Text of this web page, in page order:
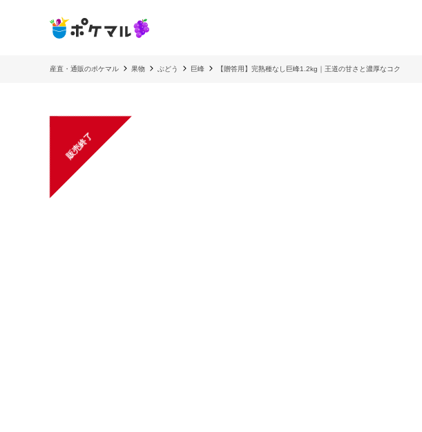
産直・通販のポケマル 果物 ぶどう 巨峰 【贈答用】完熟種なし巨峰1.2kg｜王道の甘さと濃厚なコク
販売終了